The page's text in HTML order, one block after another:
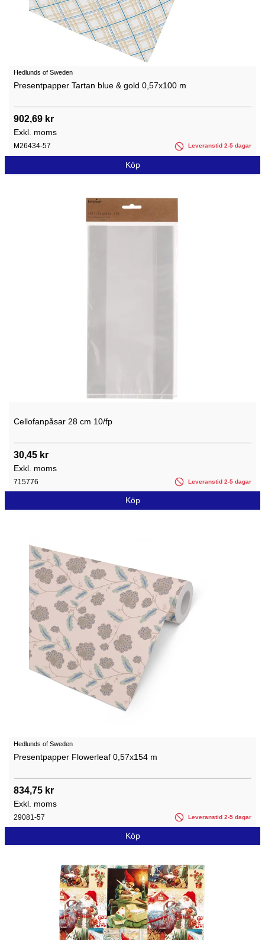
Hedlunds of Sweden
Presentpapper Tartan blue & gold 0,57x100 m
902,69 kr
Exkl. moms
M26434-57 Leveranstid 2-5 dagar
Köp
Cellofanpåsar 28 cm 10/fp
30,45 kr
Exkl. moms
715776 Leveranstid 2-5 dagar
Köp
Hedlunds of Sweden
Presentpapper Flowerleaf 0,57x154 m
834,75 kr
Exkl. moms
29081-57 Leveranstid 2-5 dagar
Köp